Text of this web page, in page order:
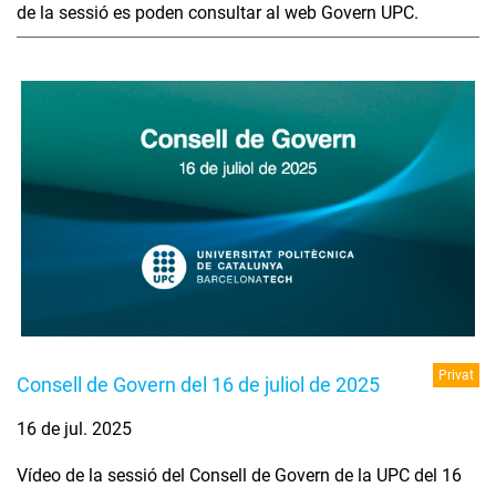
de la sessió es poden consultar al web Govern UPC.
Consell de Govern del 16 de juliol de 2025 Privat
16 de jul. 2025
Vídeo de la sessió del Consell de Govern de la UPC del 16